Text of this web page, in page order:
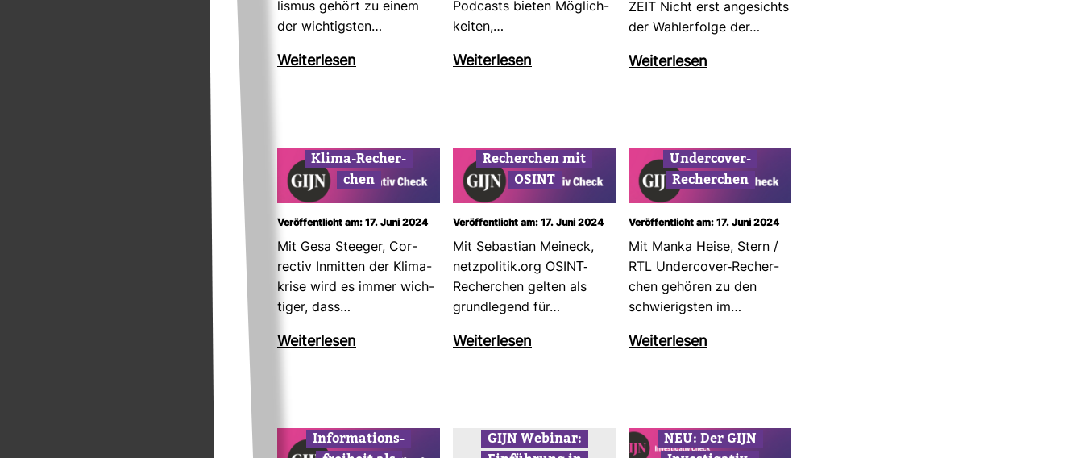
lismus gehört zu einem
der wich­tigsten…
Wei­ter­lesen
Pod­casts bieten Mög­lich­
keiten,…
Wei­ter­lesen
ZEIT Nicht erst ange­sichts
der Wahl­er­folge der…
Wei­ter­lesen
Klima-​Recher­
chen
Veröffentlicht am: 17. Juni 2024
Mit Gesa Steeger, Cor­
rectiv Inmitten der Kli­ma­
krise wird es immer wich­
tiger, dass…
Wei­ter­lesen
Recher­chen mit
OSINT
Veröffentlicht am: 17. Juni 2024
Mit Sebas­tian Meineck,
netz­po­litik.org OSINT-​
Recher­chen gelten als
grund­le­gend für…
Wei­ter­lesen
Under­cover-​
Recher­chen
Veröffentlicht am: 17. Juni 2024
Mit Manka Heise, Stern /
RTL Under­cover-​Recher­
chen gehören zu den
schwie­rigsten im…
Wei­ter­lesen
Infor­ma­ti­ons­
GIJN Webinar:
NEU: Der GIJN